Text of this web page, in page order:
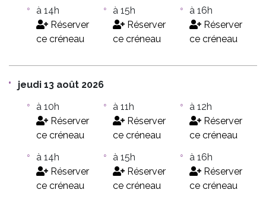
à 14h
Réserver
ce créneau
à 15h
Réserver
ce créneau
à 16h
Réserver
ce créneau
jeudi 13 août 2026
à 10h
Réserver
ce créneau
à 11h
Réserver
ce créneau
à 12h
Réserver
ce créneau
à 14h
Réserver
ce créneau
à 15h
Réserver
ce créneau
à 16h
Réserver
ce créneau